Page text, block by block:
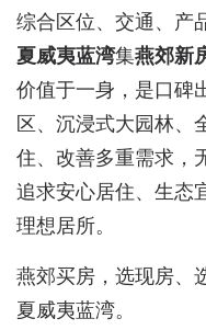
综合区位、交通、产
夏威夷蓝湾集燕郊新
价值于一身，是口碑
区、沉浸式大园林、
住、改善多重需求，
追求安心居住、生态
理想居所。
燕郊买房，选现房、
夏威夷蓝湾。